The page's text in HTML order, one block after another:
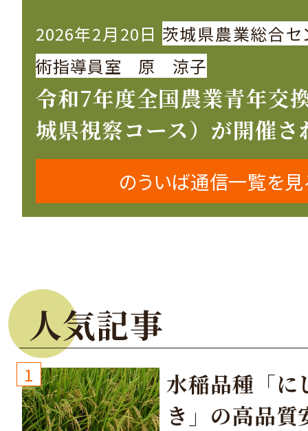
2026年2月20日 茨城県農業総合セ
術指導員室 原 涼子
令和7年度全国農業青年交
城県視察コース）が開催さ
のういば通信一覧を
人気記事
1
水稲品種「に
き」の高品質